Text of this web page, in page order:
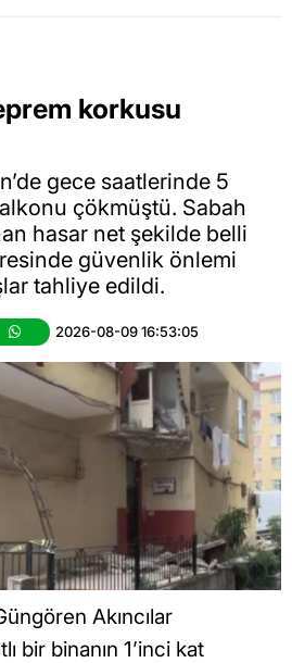
korkusu
gece saatlerinde 5
çökmüştü. Sabah
hasar net şekilde belli
güvenlik önlemi
tahliye edildi.
2026-08-09 16:53:05
Akıncılar
bir binanın 1’inci kat